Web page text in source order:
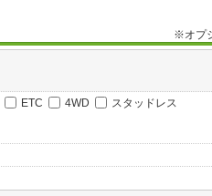
※オプ
ETC 4WD
スタッドレス